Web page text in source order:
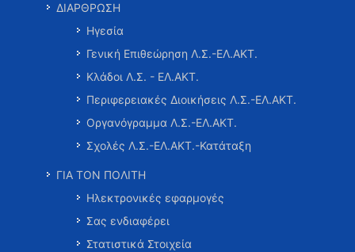
ΔΙΑΡΘΡΩΣΗ
Ηγεσία
Γενική Επιθεώρηση Λ.Σ.-ΕΛ.ΑΚΤ.
Κλάδοι Λ.Σ. - ΕΛ.ΑΚΤ.
Περιφερειακές Διοικήσεις Λ.Σ.-ΕΛ.ΑΚΤ.
Οργανόγραμμα Λ.Σ.-ΕΛ.ΑΚΤ.
Σχολές Λ.Σ.-ΕΛ.ΑΚΤ.-Κατάταξη
ΓΙΑ ΤΟΝ ΠΟΛΙΤΗ
Ηλεκτρονικές εφαρμογές
Σας ενδιαφέρει
Στατιστικά Στοιχεία